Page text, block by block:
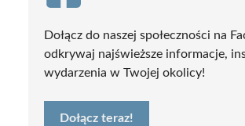
Dołącz do naszej społeczności na
odkrywaj najświeższe informacje,
wydarzenia w Twojej okolicy!
Dołącz teraz!